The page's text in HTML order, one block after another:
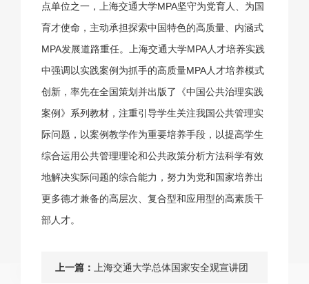
点单位之一，上海交通大学MPA坚守为党育人、为国
育才使命，主动承担探索中国特色的高质量、内涵式
MPA发展道路重任。上海交通大学MPA人才培养实践
中强调以实践案例为抓手的高质量MPA人才培养模式
创新，率先在全国策划并出版了《中国公共治理实践
案例》系列教材，注重引导学生关注我国公共管理实
际问题，以案例教学作为重要培养手段，以提高学生
综合运用公共管理理论和公共政策分析方法科学有效
地解决实际问题的综合能力，努力为党和国家培养出
更多德才兼备的高层次、复合型和应用型的高素质干
部人才。
上一篇： 上海交通大学总体国家安全观宣讲团